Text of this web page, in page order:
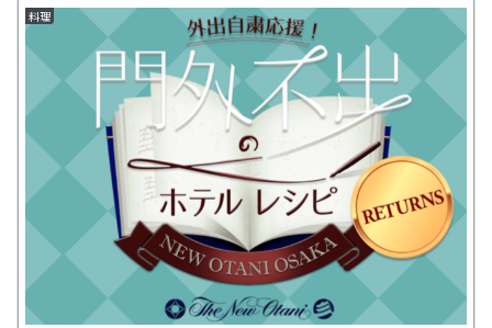
料理